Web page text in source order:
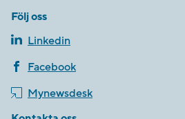
Följ oss
Linkedin
Facebook
Mynewsdesk